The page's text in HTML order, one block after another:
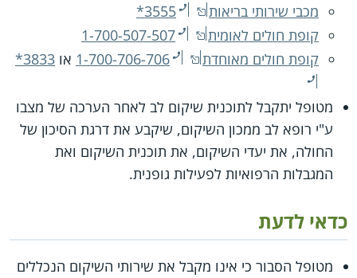
מכבי שירותי בריאות
*3555
קופת חולים לאומית
1-700-507-507
קופת חולים מאוחדת
1-700-706-706 או *3833
מטופל יתקבל לתוכנית שיקום לב לאחר הערכה של מצבו
ע"י רופא לב ממכון השיקום, שיקבע את דרגת הסיכון של
החולה, את יעדי השיקום, את תוכנית השיקום ואת
המגבלות הרפואיות לפעילות גופנית.
כדאי לדעת
מטופל הסבור כי אינו מקבל את שירותי השיקום הנכללים